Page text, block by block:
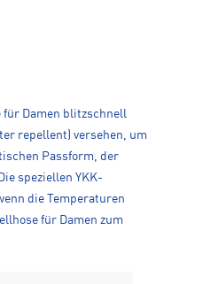
für Damen blitzschnell
repellent) versehen, um
Passform, der
speziellen YKK-
die Temperaturen
für Damen zum